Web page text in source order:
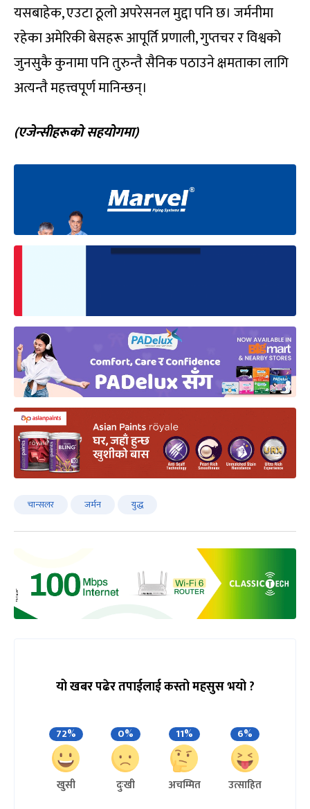
यसबाहेक, एउटा ठूलो अपरेसनल मुद्दा पनि छ। जर्मनीमा
रहेका अमेरिकी बेसहरू आपूर्ति प्रणाली, गुप्तचर र विश्वको
जुनसुकै कुनामा पनि तुरुन्तै सैनिक पठाउने क्षमताका लागि
अत्यन्तै महत्त्वपूर्ण मानिन्छन्।
(एजेन्सीहरूको सहयोगमा)
चान्सलर जर्मन युद्ध
यो खबर पढेर तपाईलाई कस्तो महसुस भयो ?
72%
खुसी
0%
दुःखी
11%
अचम्मित
6%
उत्साहित